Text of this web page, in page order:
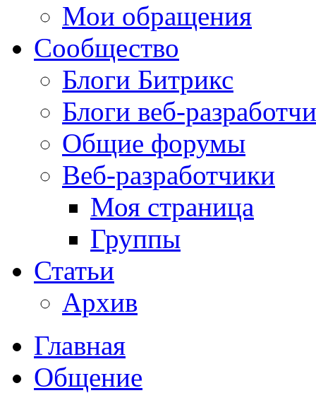
Мои обращения
Сообщество
Блоги Битрикс
Блоги веб-
Общие форумы
Веб-разработчики
Моя страница
Группы
Статьи
Архив
Главная
Общение